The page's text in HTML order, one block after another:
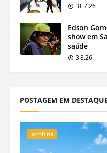
31.7.26
Edson
show em
saúde
3.8.26
POSTAGEM EM DESTAQUE
Jacobina